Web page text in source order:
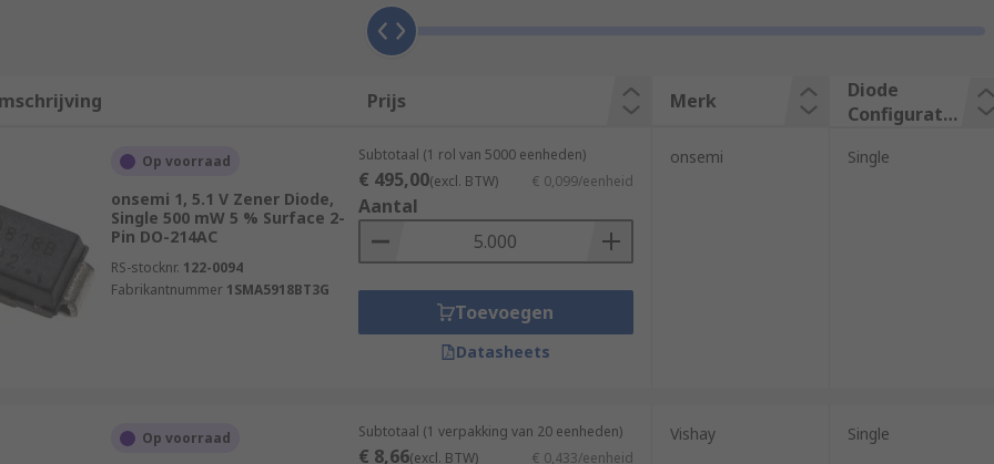
such as different levels of power dissipation, mount types, and different configurations.
and are used to protect circuits from overvoltage and electrostatic discharge or for switching
of electronic circuits. Zener diodes work reliably in the breakdown region, unlike normal diodes
Prijs Merk
Diode
Configuratio
Op voorraad
onsemi 1, 5.1 V Zener Diode,
Single 500 mW 5 % Surface 2-
Pin DO-214AC
RS-stocknr. 122-0094
Fabrikantnummer 1SMA5918BT3G
Subtotaal (1 rol van 5000 eenheden)
€ 495,00(excl. BTW) € 0,099/eenheid
Aantal
Toevoegen
Datasheets
onsemi Single
Op voorraad Subtotaal (1 verpakking van 20 eenheden)
€ 8,66(excl. BTW) € 0,433/eenheid
Vishay Single